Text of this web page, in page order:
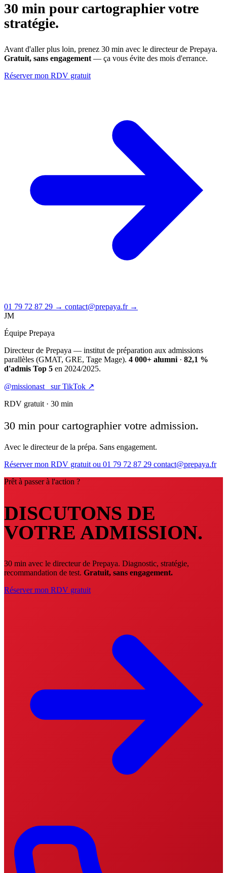
30 min pour cartographier votre
stratégie.
Avant d'aller plus loin, prenez 30 min avec le directeur de Prepaya.
Gratuit, sans engagement — ça vous évite des mois d'errance.
Réserver mon RDV gratuit
01 79 72 87 29 → contact@prepaya.fr →
JM
Équipe Prepaya
Directeur de Prepaya — institut de préparation aux admissions
parallèles (GMAT, GRE, Tage Mage). 4 000+ alumni · 82,1 %
d'admis Top 5 en 2024/2025.
@missionast_ sur TikTok ↗
RDV gratuit · 30 min
30 min pour cartographier votre admission.
Avec le directeur de la prépa. Sans engagement.
Réserver mon RDV gratuitou 01 79 72 87 29 contact@prepaya.fr
Prêt à passer à l'action ?
DISCUTONS DE
VOTRE ADMISSION.
30 min avec le directeur de Prepaya. Diagnostic, stratégie,
recommandation de test. Gratuit, sans engagement.
Réserver mon RDV gratuit